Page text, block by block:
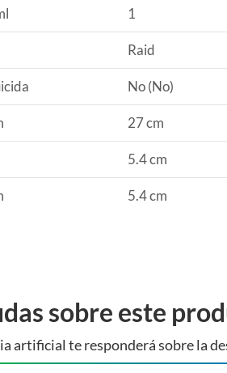
repelentes y espirales.
1
Raid
No (No)
27 cm
5.4 cm
5.4 cm
sobre este
artificial te responderá sobre la